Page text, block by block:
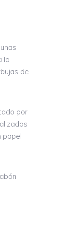
lo
de
por
papel